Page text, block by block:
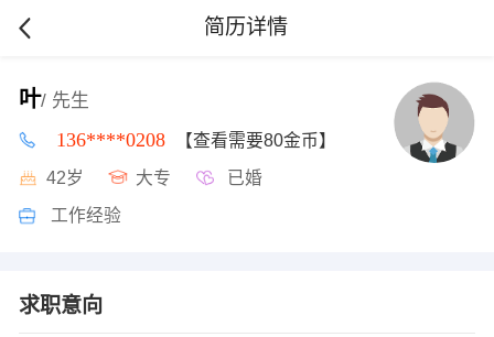
简历详情
叶/ 先生
136****0208 【查看需要80金币】
42岁 大专 已婚
工作经验
求职意向